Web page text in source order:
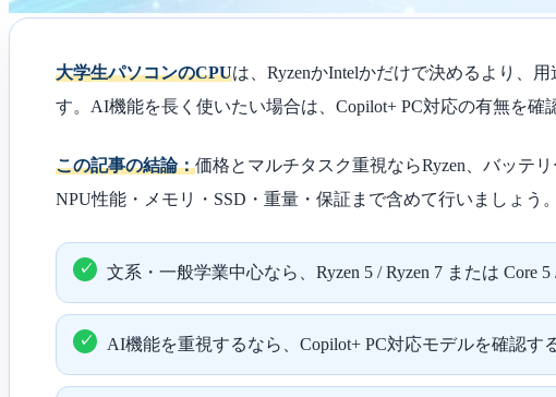
大学生パソコンのCPUは、RyzenかIntelかだけで決めるより、
す。AI機能を長く使いたい場合は、Copilot+ PC対応の有無を確
この記事の結論：価格とマルチタスク重視ならRyzen、バッテ
NPU性能・メモリ・SSD・重量・保証まで含めて行いましょう。
文系・一般学業中心なら、Ryzen 5 / Ryzen 7 または Core
AI機能を重視するなら、Copilot+ PC対応モデルを確認す